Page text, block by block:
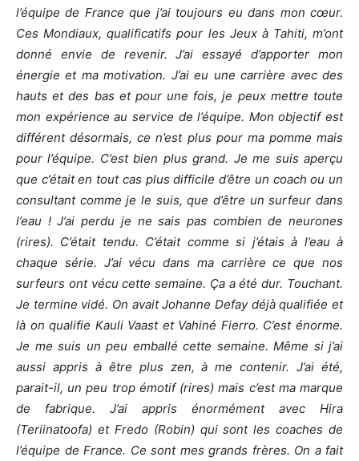
l’équipe de France que j’ai toujours eu dans mon cœur.
Ces Mondiaux, qualificatifs pour les Jeux à Tahiti, m’ont
donné envie de revenir. J’ai essayé d’apporter mon
énergie et ma motivation. J’ai eu une carrière avec des
hauts et des bas et pour une fois, je peux mettre toute
mon expérience au service de l’équipe. Mon objectif est
différent désormais, ce n’est plus pour ma pomme mais
pour l’équipe. C’est bien plus grand. Je me suis aperçu
que c’était en tout cas plus difficile d’être un coach ou un
consultant comme je le suis, que d’être un surfeur dans
l’eau ! J’ai perdu je ne sais pas combien de neurones
(rires). C’était tendu. C’était comme si j’étais à l’eau à
chaque série. J’ai vécu dans ma carrière ce que nos
surfeurs ont vécu cette semaine. Ça a été dur. Touchant.
Je termine vidé. On avait Johanne Defay déjà qualifiée et
là on qualifie Kauli Vaast et Vahiné Fierro. C’est énorme.
Je me suis un peu emballé cette semaine. Même si j’ai
aussi appris à être plus zen, à me contenir. J’ai été,
parait-il, un peu trop émotif (rires) mais c’est ma marque
de fabrique. J’ai appris énormément avec Hira
(Teriinatoofa) et Fredo (Robin) qui sont les coaches de
l’équipe de France. Ce sont mes grands frères. On a fait